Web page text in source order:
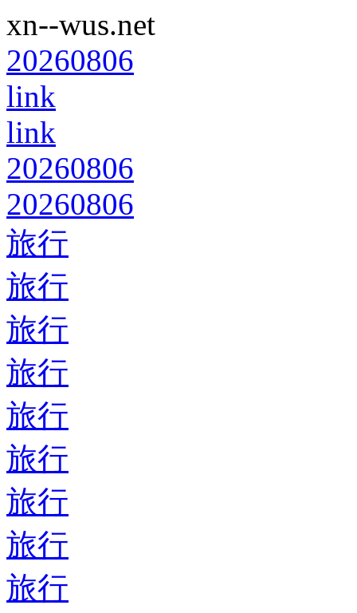
xn--wus.net
20260806
link
link
20260806
20260806
旅行
旅行
旅行
旅行
旅行
旅行
旅行
旅行
旅行